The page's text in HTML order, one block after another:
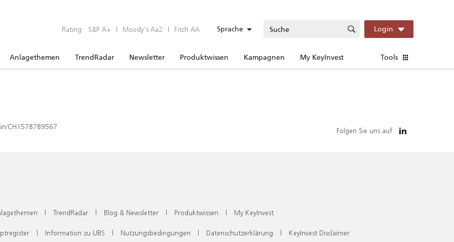
Rating: S&P A+ | Moody’s Aa2 | Fitch AA Sprache Login
Anlagethemen TrendRadar Newsletter Produktwissen Kampagnen My KeyInvest Tools
CH1578789567 Folgen Sie uns auf
| TrendRadar | Blog & Newsletter | Produktwissen | My KeyInvest
| Information zu UBS | Nutzungsbedingungen | Datenschutzerklärung | KeyInvest Disclaimer